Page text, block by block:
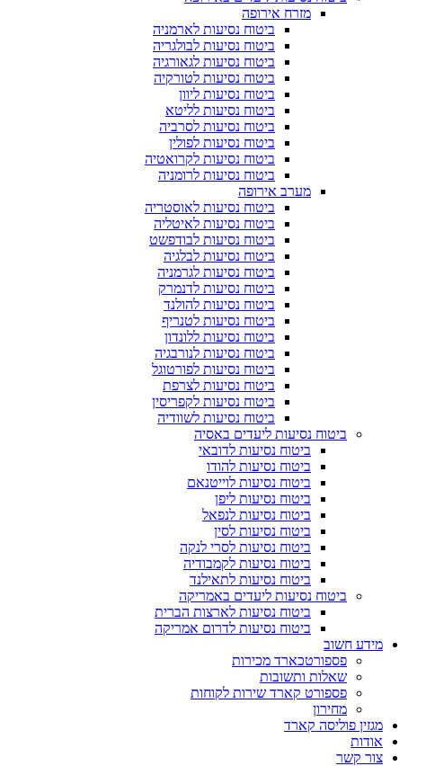
מזרח אירופה
ביטוח נסיעות לארמניה
ביטוח נסיעות לבולגריה
ביטוח נסיעות לגאורגיה
ביטוח נסיעות לטורקיה
ביטוח נסיעות ליוון
ביטוח נסיעות לליטא
ביטוח נסיעות לסרביה
ביטוח נסיעות לפולין
ביטוח נסיעות לקרואטיה
ביטוח נסיעות לרומניה
מערב אירופה
ביטוח נסיעות לאוסטריה
ביטוח נסיעות לאיטליה
ביטוח נסיעות לבודפשט
ביטוח נסיעות לבלגיה
ביטוח נסיעות לגרמניה
ביטוח נסיעות לדנמרק
ביטוח נסיעות להולנד
ביטוח נסיעות לטנריף
ביטוח נסיעות ללונדון
ביטוח נסיעות לנורבגיה
ביטוח נסיעות לפורטוגל
ביטוח נסיעות לצרפת
ביטוח נסיעות לקפריסין
ביטוח נסיעות לשוודיה
ביטוח נסיעות ליעדים באסיה
ביטוח נסיעות לדובאי
ביטוח נסיעות להודו
ביטוח נסיעות לוייטנאם
ביטוח נסיעות ליפן
ביטוח נסיעות לנפאל
ביטוח נסיעות לסין
ביטוח נסיעות לסרי לנקה
ביטוח נסיעות לקמבודיה
ביטוח נסיעות לתאילנד
ביטוח נסיעות ליעדים באמריקה
ביטוח נסיעות לארצות הברית
ביטוח נסיעות לדרום אמריקה
מידע חשוב
פספורטכארד מכירות
שאלות ותשובות
פספורט קארד שירות לקוחות
מחירון
מגזין פוליסה קארד
אודות
צור קשר